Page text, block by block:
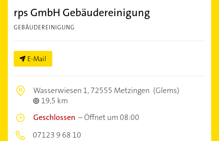
rps GmbH Gebäudereinigung
GEBÄUDEREINIGUNG
E-Mail
Wasserwiesen 1,72555 Metzingen (Glems)
19,5 km
Geschlossen –Öffnet um 08:00
07123 9 68 10